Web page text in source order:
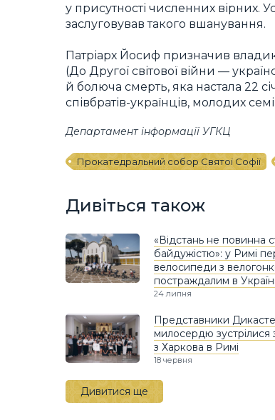
у присутності численних вірних.
заслуговував такого вшанування.
Патріарх Йосиф призначив
(До Другої світової війни —
й болюча смерть, яка настала 22
співбратів-українців, молодих
Департамент інформації УГКЦ
Прокатедральний собор Святої Софії
Дивіться також
«Відстань не повинна
байдужістю»: у Римі
велосипеди з
постраждалим в Україні
24 липня
Представники
милосердю зустрілися
з Харкова в Римі
18 червня
Дивитися ще